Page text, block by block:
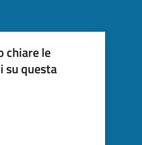
chiare le
su questa